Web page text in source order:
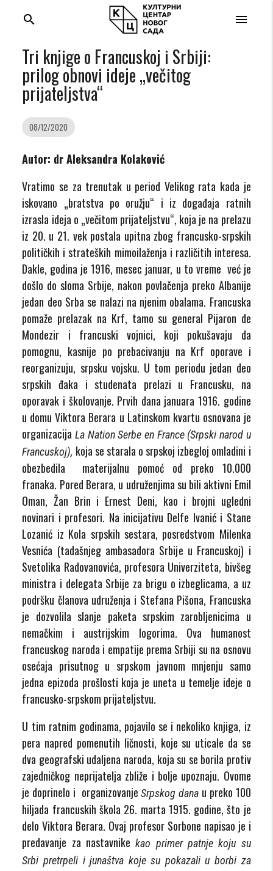
menu
search
Tri knjige o Francuskoj i Srbiji:
prilog obnovi ideje „večitog
prijateljstva“
08/12/2020
Autor: dr Aleksandra Kolaković
Vratimo se za trenutak u period Velikog rata kada je
iskovano „bratstva po oružju“ i iz događaja ratnih
izrasla ideja o „večitom prijateljstvu“, koja je na prelazu
iz 20. u 21. vek postala upitna zbog francusko-srpskih
političkih i strateških mimoilaženja i različitih interesa.
Dakle, godina je 1916, mesec januar, u to vreme već je
došlo do sloma Srbije, nakon povlačenja preko Albanije
jedan deo Srba se nalazi na njenim obalama. Francuska
pomaže prelazak na Krf, tamo su general Pijaron de
Mondezir i francuski vojnici, koji pokušavaju da
pomognu, kasnije po prebacivanju na Krf oporave i
reorganizuju, srpsku vojsku. U tom periodu jedan deo
srpskih đaka i studenata prelazi u Francusku, na
oporavak i školovanje. Prvih dana januara 1916. godine
u domu Viktora Berara u Latinskom kvartu osnovana je
organizacijaLa Nation Serbe en France (Srpski narod u
Francuskoj), koja se starala o srpskoj izbegloj omladini i
obezbedila materijalnu pomoć od preko 10.000
franaka. Pored Berara, u udruženjima su bili aktivni Emil
Oman, Žan Brin i Ernest Deni, kao i brojni ugledni
novinari i profesori. Na inicijativu Delfe Ivanić i Stane
Lozanić iz Kola srpskih sestara, posredstvom Milenka
Vesnića (tadašnjeg ambasadora Srbije u Francuskoj) i
Svetolika Radovanovića, profesora Univerziteta, bivšeg
ministra i delegata Srbije za brigu o izbeglicama, a uz
podršku članova udruženja i Stefana Pišona, Francuska
je dozvolila slanje paketa srpskim zarobljenicima u
nemačkim i austrijskim logorima. Ova humanost
francuskog naroda i empatije prema Srbiji su na osnovu
osećaja prisutnog u srpskom javnom mnjenju samo
jedna epizoda prošlosti koja je uneta u temelje ideje o
francusko-srpskom prijateljstvu.
U tim ratnim godinama, pojavilo se i nekoliko knjiga, iz
pera napred pomenutih ličnosti, koje su uticale da se
dva geografski udaljena naroda, koja su se borila protiv
zajedničkog neprijatelja zbliže i bolje upoznaju. Ovome
je doprinelo i organizovanjeSrpskog dana u preko 100
hiljada francuskih škola 26. marta 1915. godine, što je
delo Viktora Berara. Ovaj profesor Sorbone napisao je i
predavanje za nastavnikekao primer patnje koju su
Srbi pretrpeli i junaštva koje su pokazali u borbi za